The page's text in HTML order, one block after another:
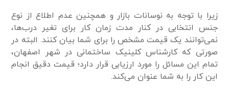
زیرا با توجه به نوسانات بازار و همچنین عدم اطلاع از نوع
جنس انتخابی در کنار مدت زمان کار برای تغیر درب‌ها،
نمی‌توانند یک قیمت مشخص را برای شما بیان کنند. البته در
صورتی که کارشناس کلینیک ساختمانی در شهر اصفهان،
تمام این مسائل را مورد ارزیابی قرار دارد؛ قیمت دقیق انجام
این کار را به شما عنوان می‌کند.